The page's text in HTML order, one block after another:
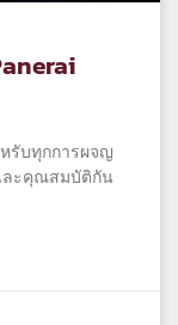
รับทุกการผจญ
ละคุณสมบัติกัน